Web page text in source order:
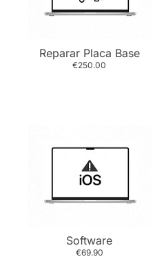
Reparar Placa Base
€250.00
Software
€69.90